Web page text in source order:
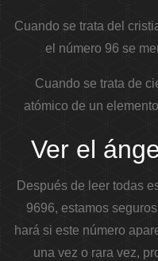
Cuando se trata del
el número 96 se
Cuando se trata de
atómico de un
Ver el
Después de leer todas
9696, estamos
hará si este número
una vez o rara vez,